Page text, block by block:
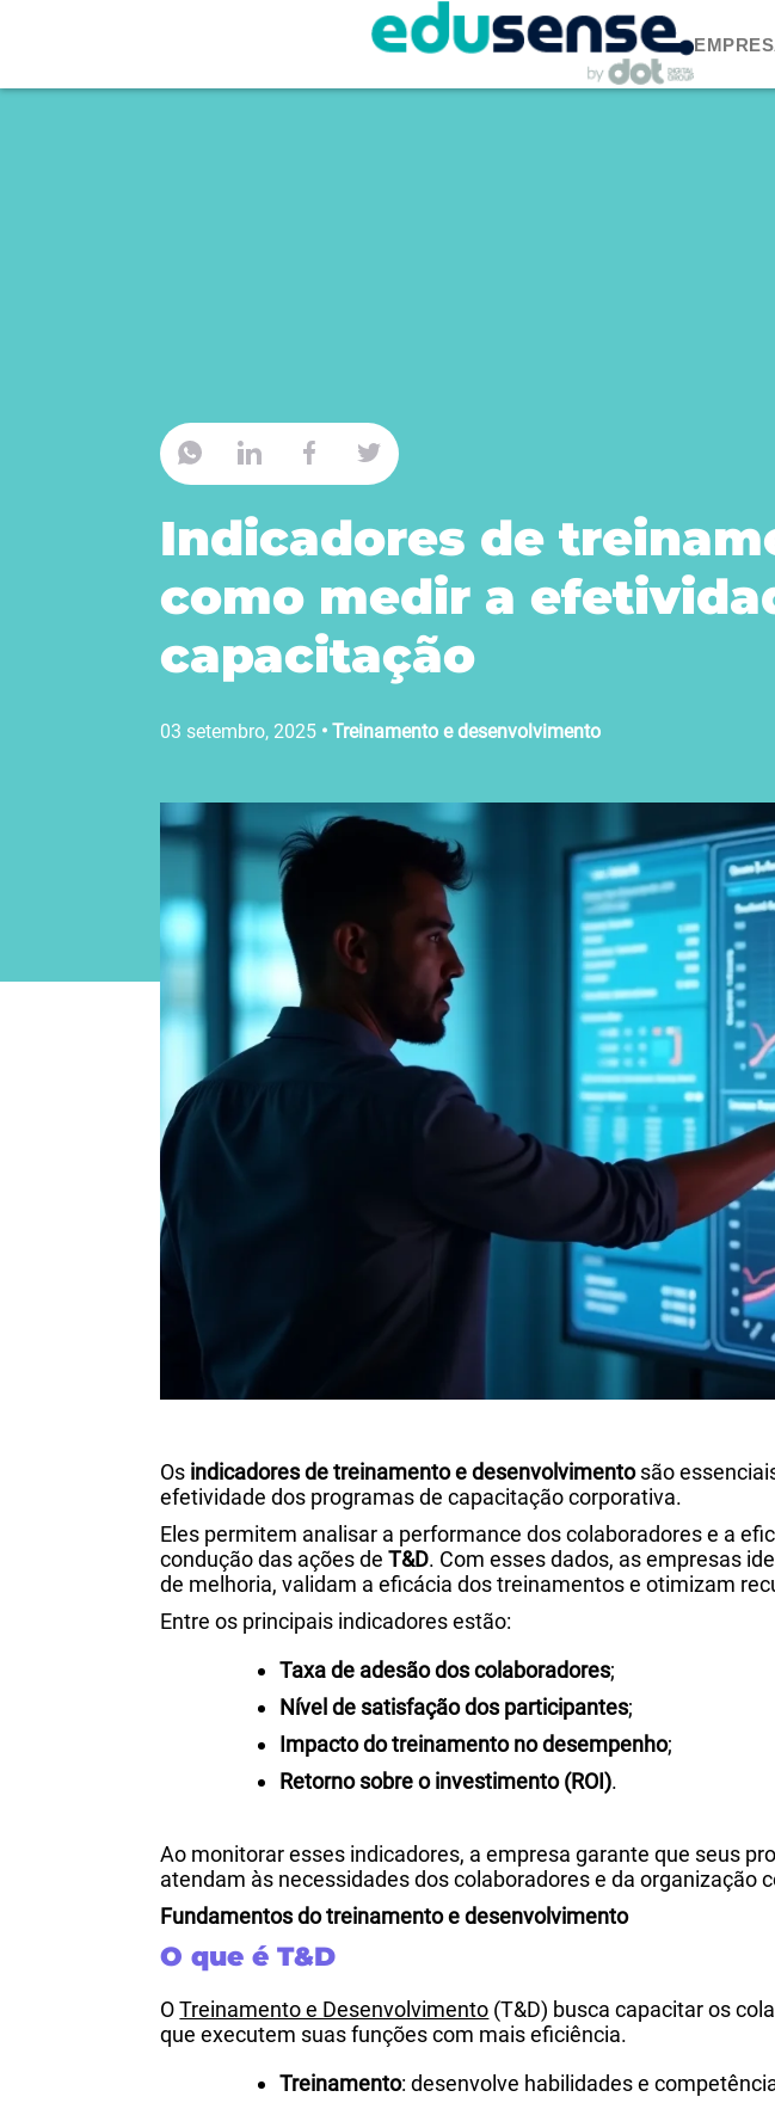
Indicadores de
como medir a
capacitação
03 setembro, 2025 •Treinamento e desenvolvimento
Os indicadores de treinamento e desenvolvimentosão
efetividade dos programas de capacitação corporativa.
Eles permitem analisar a performance dos colaboradores e a
condução das ações deT&D. Com esses dados, as empresas
de melhoria, validam a eficácia dos treinamentos e otimizam
Entre os principais indicadores estão:
Taxa de adesão dos colaboradores;
Nível de satisfação dos participantes;
Impacto do treinamento no desempenho;
Retorno sobre o investimento (ROI).
Ao monitorar esses indicadores, a empresa garante que seus
atendam às necessidades dos colaboradores e da organização
Fundamentos do treinamento e desenvolvimento
O que é T&D
OTreinamento e Desenvolvimento (T&D) busca capacitar os
que executem suas funções com mais eficiência.
Treinamento: desenvolve habilidades e